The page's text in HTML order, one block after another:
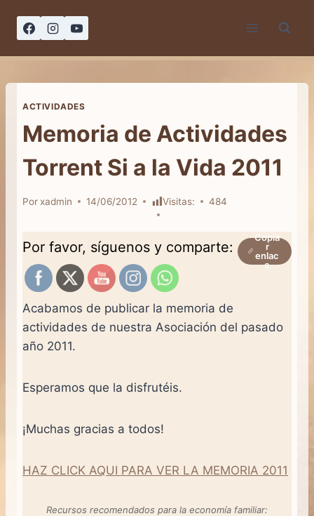
ACTIVIDADES
Memoria de Actividades
Torrent Si a la Vida 2011
Por xadmin 14/06/2012 Visitas: 484
Por favor, síguenos y comparte:
Copia
r
enlac
e
Acabamos de publicar la memoria de
actividades de nuestra Asociación del pasado
año 2011.
Esperamos que la disfrutéis.
¡Muchas gracias a todos!
HAZ CLICK AQUI PARA VER LA MEMORIA 2011
Recursos recomendados para la economía familiar: